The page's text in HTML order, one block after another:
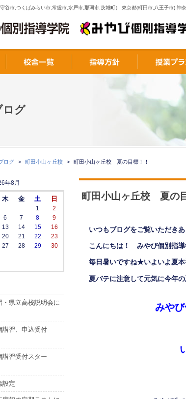
谷市,つくばみらい市,常総市,水戸市,那珂市,茨城町） 東京都(町田市,八王子市) 神
ログ
ログ > 町田小山ヶ丘校 > 町田小山ヶ丘校 夏の目標！！
町田小山ヶ丘校 夏の
いつもブログをご覧いただきあ
こんにちは！ みやび個別指
毎日暑いですね★いよいよ夏本
夏バテに注意して元気に今年
みや
年8月
木 金 土 日
1
2
6 7 8
9
13 14 15
16
20 21 22
23
27 28 29
30
県立高校説明会に
習、申込受付
習受付スター
定